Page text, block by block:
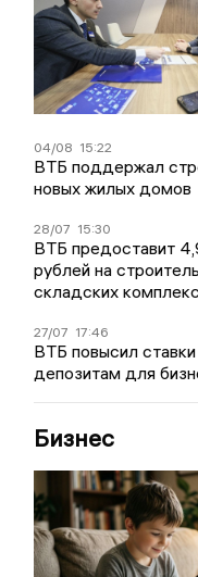
04/08 15:22
ВТБ поддержал
новых жилых домов
28/07 15:30
ВТБ предоставит
рублей на
складских
27/07 17:46
ВТБ повысил
депозитам для
Бизнес